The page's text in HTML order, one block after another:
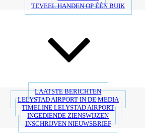
TEVEEL HANDEN OP ÉÉN BUIK
LAATSTE BERICHTEN
LELYSTAD AIRPORT IN DE MEDIA
TIMELINE LELYSTAD AIRPORT
INGEDIENDE ZIENSWIJZEN
INSCHRIJVEN NIEUWSBRIEF